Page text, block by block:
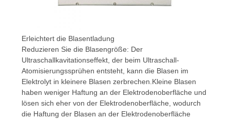
Erleichtert die Blasentladung
Reduzieren Sie die Blasengröße: Der
Ultraschallkavitationseffekt, der beim Ultraschall-
Atomisierungssprühen entsteht, kann die Blasen im
Elektrolyt in kleinere Blasen zerbrechen.Kleine Blasen
haben weniger Haftung an der Elektrodenoberfläche und
lösen sich eher von der Elektrodenoberfläche, wodurch
die Haftung der Blasen an der Elektrodenoberfläche